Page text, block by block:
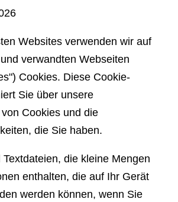
Websites verwenden wir auf
und verwandten Webseiten
Cookies. Diese Cookie-
Sie über unsere
Cookies und die
die Sie haben.
Textdateien, die kleine Mengen
enthalten, die auf Ihr Gerät
werden können, wenn Sie